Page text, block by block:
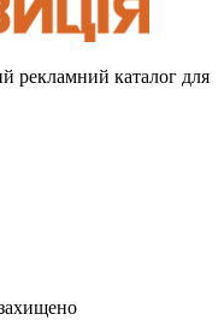
рекламний каталог для